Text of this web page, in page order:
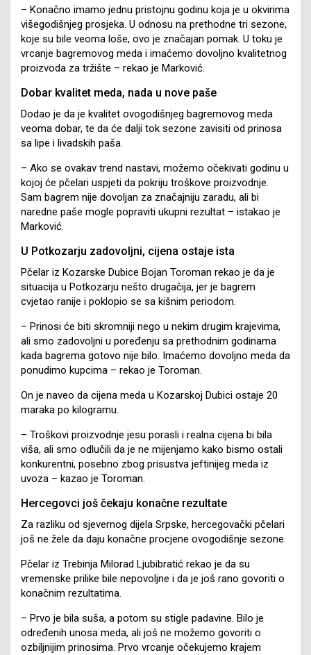
– Konačno imamo jednu pristojnu godinu koja je u okvirima
višegodišnjeg prosjeka. U odnosu na prethodne tri sezone,
koje su bile veoma loše, ovo je značajan pomak. U toku je
vrcanje bagremovog meda i imaćemo dovoljno kvalitetnog
proizvoda za tržište – rekao je Marković.
Dobar kvalitet meda, nada u nove paše
Dodao je da je kvalitet ovogodišnjeg bagremovog meda
veoma dobar, te da će dalji tok sezone zavisiti od prinosa
sa lipe i livadskih paša.
– Ako se ovakav trend nastavi, možemo očekivati godinu u
kojoj će pčelari uspjeti da pokriju troškove proizvodnje.
Sam bagrem nije dovoljan za značajniju zaradu, ali bi
naredne paše mogle popraviti ukupni rezultat – istakao je
Marković.
U Potkozarju zadovoljni, cijena ostaje ista
Pčelar iz Kozarske Dubice Bojan Toroman rekao je da je
situacija u Potkozarju nešto drugačija, jer je bagrem
cvjetao ranije i poklopio se sa kišnim periodom.
– Prinosi će biti skromniji nego u nekim drugim krajevima,
ali smo zadovoljni u poređenju sa prethodnim godinama
kada bagrema gotovo nije bilo. Imaćemo dovoljno meda da
ponudimo kupcima – rekao je Toroman.
On je naveo da cijena meda u Kozarskoj Dubici ostaje 20
maraka po kilogramu.
– Troškovi proizvodnje jesu porasli i realna cijena bi bila
viša, ali smo odlučili da je ne mijenjamo kako bismo ostali
konkurentni, posebno zbog prisustva jeftinijeg meda iz
uvoza – kazao je Toroman.
Hercegovci još čekaju konačne rezultate
Za razliku od sjevernog dijela Srpske, hercegovački pčelari
još ne žele da daju konačne procjene ovogodišnje sezone.
Pčelar iz Trebinja Milorad Ljubibratić rekao je da su
vremenske prilike bile nepovoljne i da je još rano govoriti o
konačnim rezultatima.
– Prvo je bila suša, a potom su stigle padavine. Bilo je
određenih unosa meda, ali još ne možemo govoriti o
ozbiljnijim prinosima. Prvo vrcanje očekujemo krajem